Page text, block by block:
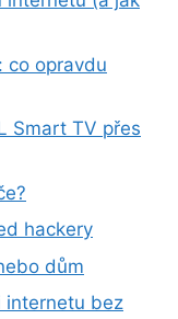
co opravdu
Smart TV přes
hackery
dům
internetu bez